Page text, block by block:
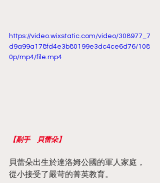
https://video.wixstatic.com/video/308977_7
d9a99a178fd4e3b80199e3dc4ce6d76/108
0p/mp4/file.mp4
【副手　貝蕾朵】
貝蕾朵出生於達洛姆公國的軍人家庭，
從小接受了嚴苛的菁英教育。